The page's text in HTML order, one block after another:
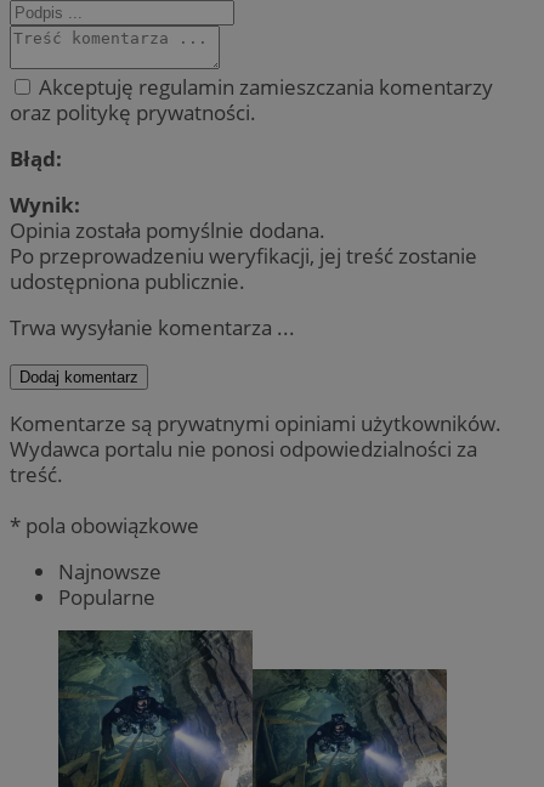
Akceptuję regulamin zamieszczania komentarzy
oraz politykę prywatności.
Błąd:
Wynik:
Opinia została pomyślnie dodana.
Po przeprowadzeniu weryfikacji, jej treść zostanie
udostępniona publicznie.
Trwa wysyłanie komentarza ...
Dodaj komentarz
Komentarze są prywatnymi opiniami użytkowników.
Wydawca portalu nie ponosi odpowiedzialności za
treść.
* pola obowiązkowe
Najnowsze
Popularne